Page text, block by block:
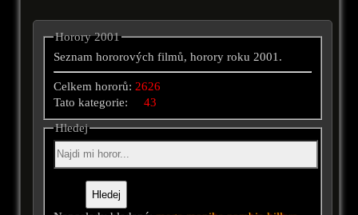
Horory 2001
Seznam hororových filmů, horory roku 2001.
Celkem hororů:2626
Tato kategorie:43
Hledej